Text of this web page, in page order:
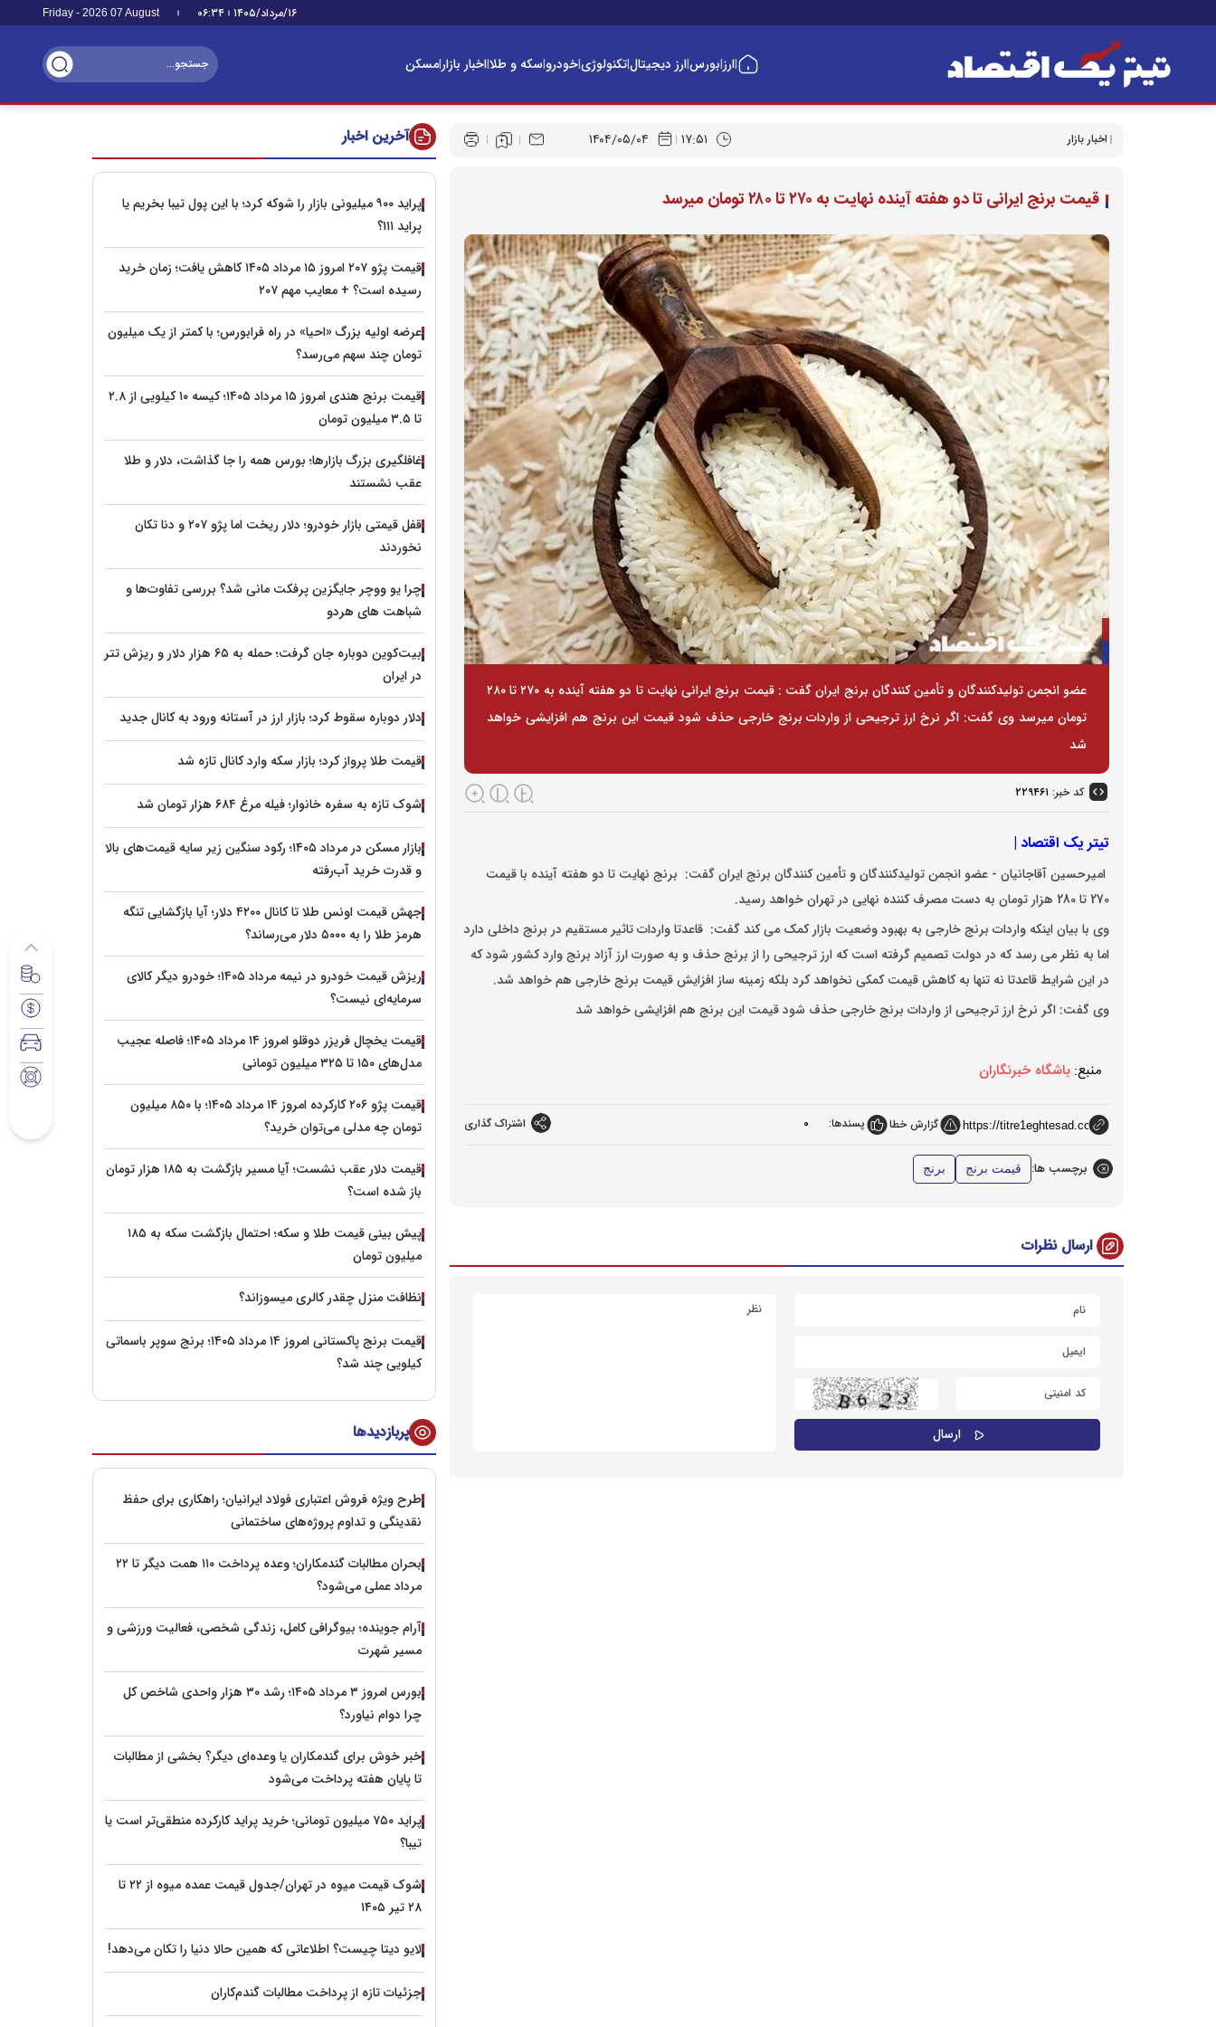
۱۶/مرداد/۱۴۰۵ ۰۶:۳۴ Friday - 2026 07 August
|ارز|بورس|ارز دیجیتال|تکنولوژی|خودرو|سکه و طلا|اخبار بازار|مسکن
اخبار بازار ۱۴۰۴/۰۵/۰۴ ۱۷:۵۱
قیمت برنج ایرانی تا دو هفته آینده نهایت به ۲۷۰ تا ۲۸۰ تومان میرسد
عضو انجمن تولیدکنندگان و تأمین کنندگان برنج ایران گفت : قیمت برنج ایرانی نهایت تا دو هفته آینده به ۲۷۰ تا ۲۸۰
تومان میرسد وی گفت: اگر نرخ ارز ترجیحی از واردات برنج خارجی حذف شود قیمت این برنج هم افزایشی خواهد
شد
کد خبر: ۲۲۹۴۶۱
تیتر یک اقتصاد |
امیرحسین آقاجانیان - عضو انجمن تولیدکنندگان و تأمین کنندگان برنج ایران گفت: برنج نهایت تا دو هفته آینده با قیمت
270 تا 280 هزار تومان به دست مصرف کننده نهایی در تهران خواهد رسید.
وی با بیان اینکه واردات برنج خارجی به بهبود وضعیت بازار کمک می کند گفت: قاعدتا واردات تاثیر مستقیم در برنج داخلی دارد
اما به نظر می رسد که در دولت تصمیم گرفته است که ارز ترجیحی را از برنج حذف و به صورت ارز آزاد برنج وارد کشور شود که
در این شرایط قاعدتا نه تنها به کاهش قیمت کمکی نخواهد کرد بلکه زمینه ساز افزایش قیمت برنج خارجی هم خواهد شد.
وی گفت: اگر نرخ ارز ترجیحی از واردات برنج خارجی حذف شود قیمت این برنج هم افزایشی خواهد شد
منبع: باشگاه خبرنگاران
گزارش خطا پسندها: 0 اشتراک گذاری
برچسب ها: قیمت برنج برنج
ارسال نظرات
آخرین اخبار
پراید ۹۰۰ میلیونی بازار را شوکه کرد؛ با این پول تیبا بخریم یا
پراید ۱۱۱؟
قیمت پژو ۲۰۷ امروز ۱۵ مرداد ۱۴۰۵ کاهش یافت؛ زمان خرید
رسیده است؟ + معایب مهم ۲۰۷
عرضه اولیه بزرگ «احیا» در راه فرابورس؛ با کمتر از یک میلیون
تومان چند سهم می‌رسد؟
قیمت برنج هندی امروز ۱۵ مرداد ۱۴۰۵؛ کیسه ۱۰ کیلویی از ۲.۸
تا ۳.۵ میلیون تومان
غافلگیری بزرگ بازارها؛ بورس همه را جا گذاشت، دلار و طلا
عقب نشستند
قفل قیمتی بازار خودرو؛ دلار ریخت اما پژو ۲۰۷ و دنا تکان
نخوردند
چرا یو ووچر جایگزین پرفکت مانی شد؟ بررسی تفاوت‌ها و
شباهت های هردو
بیت‌کوین دوباره جان گرفت؛ حمله به ۶۵ هزار دلار و ریزش تتر
در ایران
دلار دوباره سقوط کرد؛ بازار ارز در آستانه ورود به کانال جدید
قیمت طلا پرواز کرد؛ بازار سکه وارد کانال تازه شد
شوک تازه به سفره خانوار؛ فیله مرغ ۶۸۴ هزار تومان شد
بازار مسکن در مرداد ۱۴۰۵؛ رکود سنگین زیر سایه قیمت‌های بالا
و قدرت خرید آب‌رفته
جهش قیمت اونس طلا تا کانال ۴۲۰۰ دلار؛ آیا بازگشایی تنگه
هرمز طلا را به ۵۰۰۰ دلار می‌رساند؟
ریزش قیمت خودرو در نیمه مرداد ۱۴۰۵؛ خودرو دیگر کالای
سرمایه‌ای نیست؟
قیمت یخچال فریزر دوقلو امروز ۱۴ مرداد ۱۴۰۵؛ فاصله عجیب
مدل‌های ۱۵۰ تا ۳۲۵ میلیون تومانی
قیمت پژو ۲۰۶ کارکرده امروز ۱۴ مرداد ۱۴۰۵؛ با ۸۵۰ میلیون
تومان چه مدلی می‌توان خرید؟
قیمت دلار عقب نشست؛ آیا مسیر بازگشت به ۱۸۵ هزار تومان
باز شده است؟
پیش‌ بینی قیمت طلا و سکه؛ احتمال بازگشت سکه به ۱۸۵
میلیون تومان
نظافت منزل چقدر کالری میسوزاند؟
قیمت برنج پاکستانی امروز ۱۴ مرداد ۱۴۰۵؛ برنج سوپر باسماتی
کیلویی چند شد؟
پربازدیدها
طرح ویژه فروش اعتباری فولاد ایرانیان؛ راهکاری برای حفظ
نقدینگی و تداوم پروژه‌های ساختمانی
بحران مطالبات گندمکاران؛ وعده پرداخت ۱۱۰ همت دیگر تا ۲۲
مرداد عملی می‌شود؟
آرام جوینده؛ بیوگرافی کامل، زندگی شخصی، فعالیت ورزشی و
مسیر شهرت
بورس امروز ۳ مرداد ۱۴۰۵؛ رشد ۳۰ هزار واحدی شاخص کل
چرا دوام نیاورد؟
خبر خوش برای گندمکاران یا وعده‌ای دیگر؟ بخشی از مطالبات
تا پایان هفته پرداخت می‌شود
پراید ۷۵۰ میلیون تومانی؛ خرید پراید کارکرده منطقی‌تر است یا
تیبا؟
شوک قیمت میوه در تهران/جدول قیمت عمده میوه از ۲۲ تا
۲۸ تیر ۱۴۰۵
لایو دیتا چیست؟ اطلاعاتی که همین حالا دنیا را تکان می‌دهد!
جزئیات تازه از پرداخت مطالبات گندم‌کاران